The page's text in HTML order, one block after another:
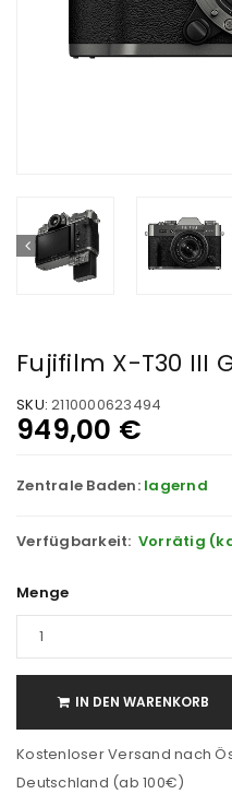
Fujifilm X-T30 III
SKU: 2110000623494
949,00 €
Zentrale Baden: lagernd
Verfügbarkeit: Vorrätig
Menge
IN DEN WARENKORB
Kostenloser Versand nach
Deutschland (ab 100€)